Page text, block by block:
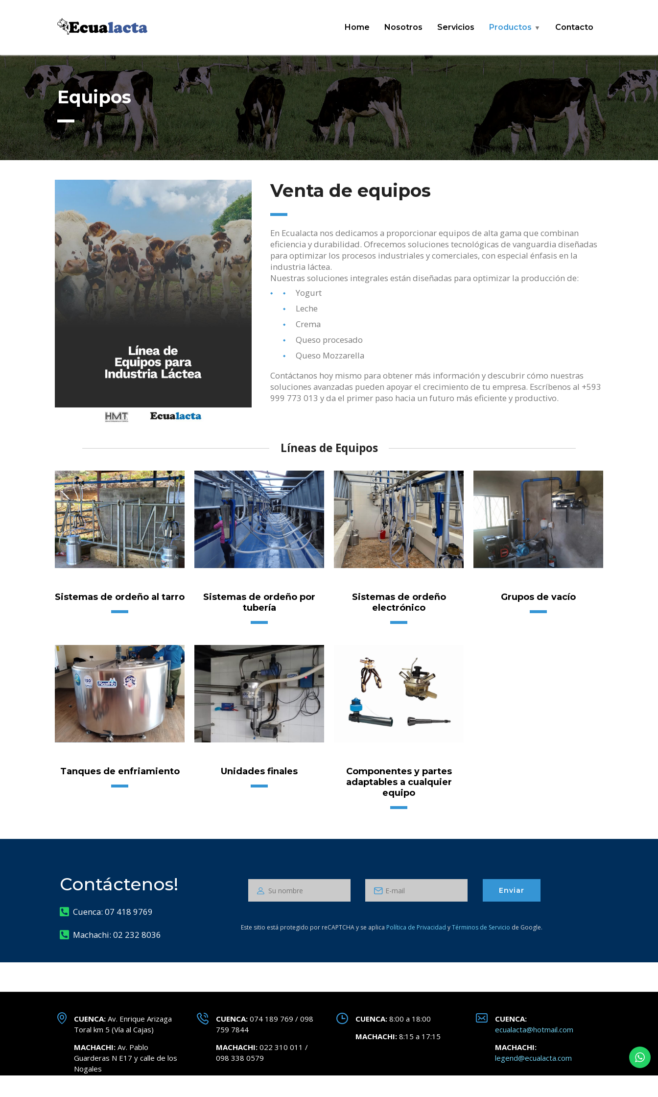
Home Nosotros Servicios Productos Contacto
Equipos
Venta de equipos
En Ecualacta nos dedicamos a proporcionar equipos de alta gama que combinan
eficiencia y durabilidad. Ofrecemos soluciones tecnológicas de vanguardia diseñadas
para optimizar los procesos industriales y comerciales, con especial énfasis en la
industria láctea.
Nuestras soluciones integrales están diseñadas para optimizar la producción de:
Yogurt
Leche
Crema
Queso procesado
Queso Mozzarella
Contáctanos hoy mismo para obtener más información y descubrir cómo nuestras
soluciones avanzadas pueden apoyar el crecimiento de tu empresa. Escríbenos al +593
999 773 013 y da el primer paso hacia un futuro más eficiente y productivo.
Líneas de Equipos
Sistemas de ordeño al tarro
Sistemas de ordeño por
tubería
Sistemas de ordeño
electrónico
Grupos de vacío
Tanques de enfriamiento Unidades finales
Componentes y partes
adaptables a cualquier
equipo
Contáctenos!
Cuenca: 07 418 9769
Machachi: 02 232 8036
Enviar
Este sitio está protegido por reCAPTCHA y se aplica Política de Privacidad yTérminos de Servicio de Google.
CUENCA: Av. Enrique Arizaga
Toral km 5 (Vía al Cajas)
MACHACHI: Av. Pablo
Guarderas N E17 y calle de los
Nogales
CUENCA: 074 189 769 / 098
759 7844
MACHACHI: 022 310 011 /
098 338 0579
CUENCA: 8:00 a 18:00
MACHACHI: 8:15 a 17:15
CUENCA:
ecualacta@hotmail.com
MACHACHI:
legend@ecualacta.com